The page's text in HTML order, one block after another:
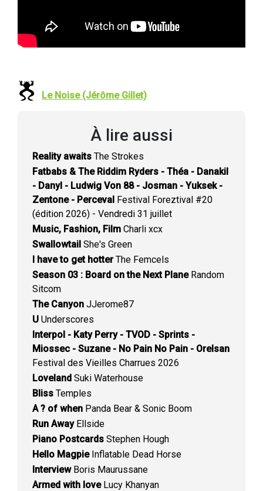
Le Noise (Jérôme Gillet)
À lire aussi
Reality awaits The Strokes
Fatbabs & The Riddim Ryders - Théa - Danakil
- Danyl - Ludwig Von 88 - Josman - Yuksek -
Zentone - Perceval Festival Foreztival #20
(édition 2026) - Vendredi 31 juillet
Music, Fashion, Film Charli xcx
Swallowtail She's Green
I have to get hotterThe Femcels
Season 03 : Board on the Next PlaneRandom
Sitcom
The Canyon JJerome87
U Underscores
Interpol - Katy Perry - TVOD - Sprints -
Miossec - Suzane - No Pain No Pain - Orelsan
Festival des Vieilles Charrues 2026
Loveland Suki Waterhouse
Bliss Temples
A ? of when Panda Bear & Sonic Boom
Run AwayEllside
Piano Postcards Stephen Hough
Hello MagpieInflatable Dead Horse
InterviewBoris Maurussane
Armed with loveLucy Khanyan